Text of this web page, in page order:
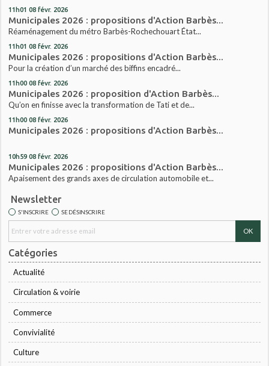
11h01 08 févr. 2026
Municipales 2026 : propositions d'Action Barbès...
Réaménagement du métro Barbès-Rochechouart État...
11h01 08 févr. 2026
Municipales 2026 : propositions d'Action Barbès...
Pour la création d’un marché des biffins encadré...
11h00 08 févr. 2026
Municipales 2026 : proposition d'Action Barbès...
Qu’on en finisse avec la transformation de Tati et de...
11h00 08 févr. 2026
Municipales 2026 : propositions d'Action Barbès...
10h59 08 févr. 2026
Municipales 2026 : propositions d'Action Barbès...
Apaisement des grands axes de circulation automobile et...
Newsletter
S'INSCRIRE SE DÉSINSCRIRE
Catégories
Actualité
Circulation & voirie
Commerce
Convivialité
Culture